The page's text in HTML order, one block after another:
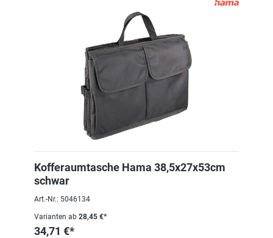
Kofferaumtasche Hama 38,5x27x53cm
schwar
Art.-Nr.: 5046134
Varianten ab 28,45 €*
34,71 €*